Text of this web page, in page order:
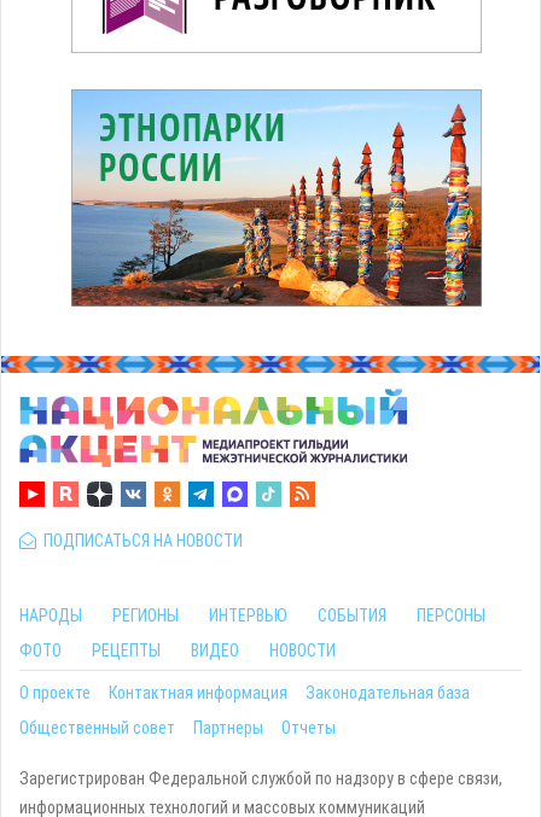
ПОДПИСАТЬСЯ НА НОВОСТИ
НАРОДЫ РЕГИОНЫ ИНТЕРВЬЮ СОБЫТИЯ
ПЕРСОНЫ
ФОТО
РЕЦЕПТЫ ВИДЕО НОВОСТИ
О проекте Контактная информация
Законодательная база
Общественный совет
Партнеры Отчеты
Зарегистрирован Федеральной службой по надзору в сфере связи,
информационных технологий и массовых коммуникаций